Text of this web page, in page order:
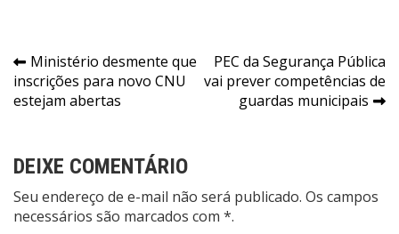
Navegação
de
Ministério desmente que
inscrições para novo CNU
estejam abertas
PEC da Segurança Pública
vai prever competências de
guardas municipais
DEIXE COMENTÁRIO
Seu endereço de e-mail não será publicado. Os campos
necessários são marcados com *.